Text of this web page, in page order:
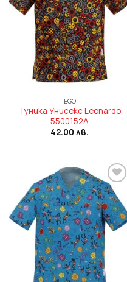
EGO
Туника Унисекс Leonardo
5500152A
42.00 лв.
Add to
wishlist